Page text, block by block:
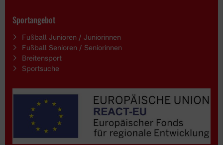
Sportangebot
Fußball Junioren / Juniorinnen
Fußball Senioren / Seniorinnen
Breitensport
Sportsuche